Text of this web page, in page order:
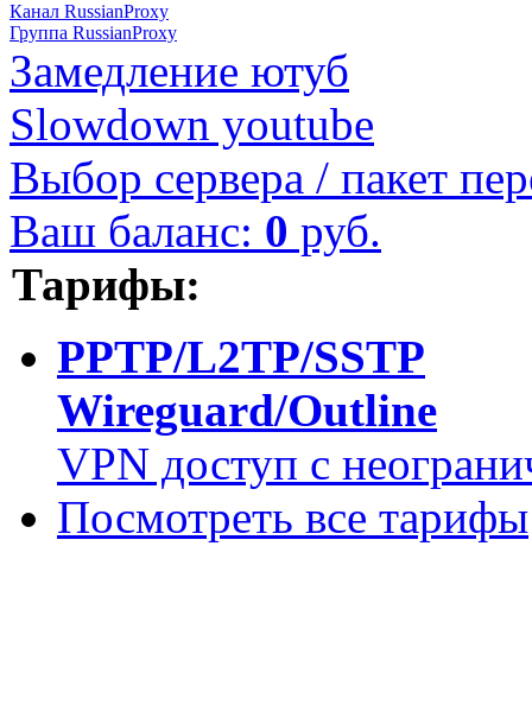
Канал RussianProxy
Группа RussianProxy
Замедление ютуб
Slowdown youtube
Выбор сервера / пакет
Ваш баланс: 0 руб.
Тарифы:
PPTP/L2TP/SSTP
Wireguard/Outline
VPN доступ с
Посмотреть все тарифы